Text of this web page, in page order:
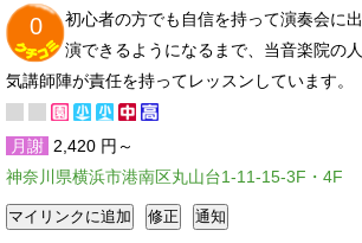
0
初心者の方でも自信を持って演奏会に出
演できるようになるまで、当音楽院の人
気講師陣が責任を持ってレッスンしています。
月謝 2,420 円～
神奈川県横浜市港南区丸山台1-11-15-3F・4F